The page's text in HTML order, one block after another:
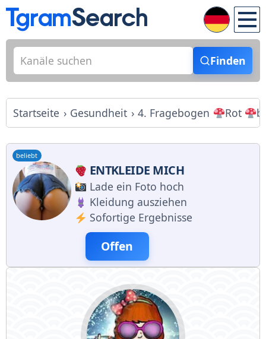
Finden
Startseite Gesundheit 4. Fragebogen Rot b
beliebt
ENTKLEIDE MICH
Lade ein Foto hoch
Kleidung ausziehen
Sofortige Ergebnisse
Offen